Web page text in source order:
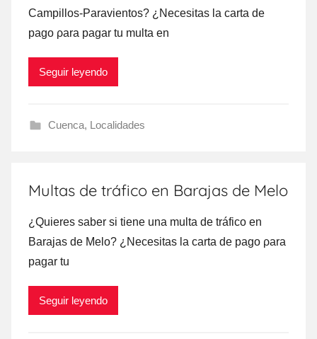
Campillos-Paravientos? ¿Necesitas la carta dе
pago ρara pagar tu multa en
Seguir leyendo
Cuenca, Localidades
Multas de tráfico en Barajas de Melo
¿Quieres saber ѕi tiene una multa dе tráfico en
Barajas dе Melo? ¿Necesitas la carta dе pago ρara
pagar tu
Seguir leyendo